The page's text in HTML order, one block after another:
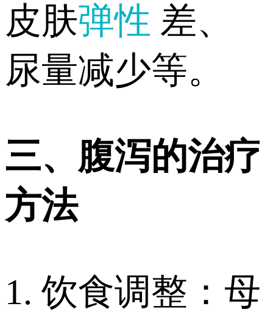
皮肤弹性 差、
尿量减少等。
三、腹泻的治疗
方法
1. 饮食调整：母